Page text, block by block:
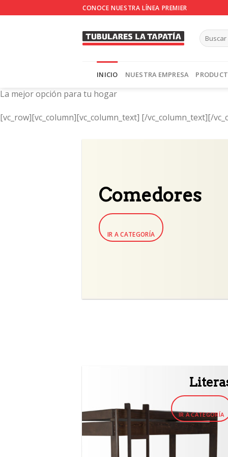
to
CONOCE NUESTRA LÍNEA PREMIER
INICIO NUESTRA EMPRESA
La mejor opción para tu hogar
[vc_row][vc_column][vc_column_text] [/vc_column_text][/
Comedores
IR A CATEGORÍA
IR A CATEGORÍA